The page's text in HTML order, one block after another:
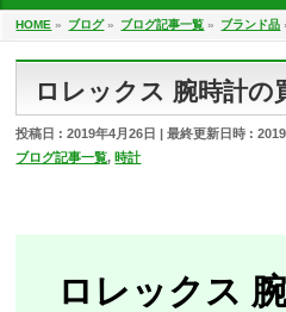
HOME » ブログ» ブログ記事一覧 » ブランド品
ロレックス 腕時計の
投稿日 : 2019年4月26日 最終更新日時 :
ブログ記事一覧,時計
ロレックス